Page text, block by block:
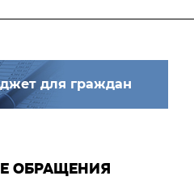
для граждан
ОБРАЩЕНИЯ